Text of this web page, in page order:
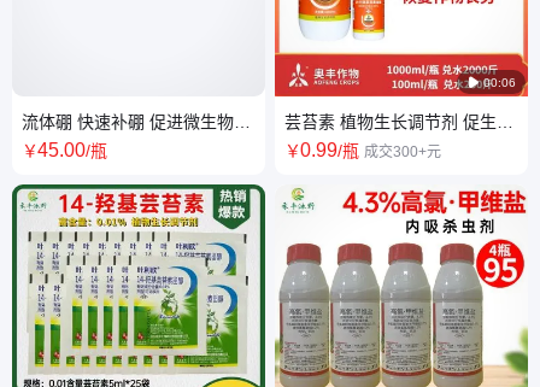
流体硼 快速补硼 促进微生物繁
殖 改良土壤促吸收
￥45.00/瓶
 00:06
芸苔素 植物生长调节剂 促生长
叶面肥 保花保果
￥0.99/瓶 成交300+元